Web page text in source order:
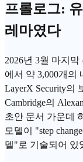
프롤로그:
레마였다
2026년 3월 마지
에서 약 3,000개의
LayerX Security의
Cambridge의
초안 문서 가운데
모델이 "step
델"로 기술되어 있